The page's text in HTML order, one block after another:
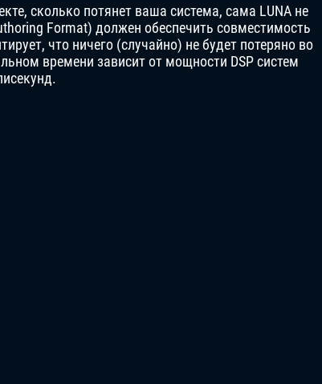
сколько потянет ваша система, сама LUNA не
Format) должен обеспечить совместимость
что ничего (случайно) не будет потеряно во
времени зависит от мощности DSP систем